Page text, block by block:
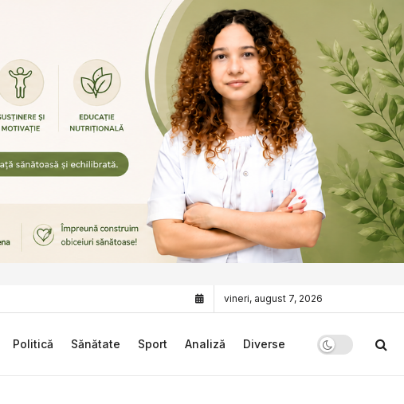
vineri, august 7, 2026
Politică Sănătate Sport Analiză Diverse